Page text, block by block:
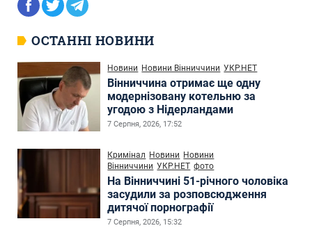
ОСТАННІ НОВИНИ
Новини Новини Вінниччини УКР.НЕТ
Вінниччина отримає ще одну
модернізовану котельню за
угодою з Нідерландами
7 Серпня, 2026, 17:52
Кримінал Новини Новини
Вінниччини УКР.НЕТ фото
На Вінниччині 51-річного чоловіка
засудили за розповсюдження
дитячої порнографії
7 Серпня, 2026, 15:32